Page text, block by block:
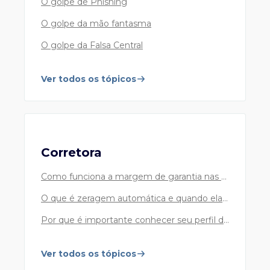
Cartões Safra CARD
Atendimento ao cliente Safra Card não correntista
24h por dia, 7 dias por semana.
Safra Private Banking
Atendimento Safra Private Banking
55 11 3253 4455 Capital e Grande São Paulo
De 2ª a 6ª feira, das 8h às 21h30, exceto feriados.
O golpe da mão fantasma
O golpe da Falsa Central
Ver todos os tópicos
Corretora
Como funciona a margem de garantia nas suas operações?
O que é zeragem automática e quando ela pode acontecer?
Por que é importante conhecer seu perfil de investidor?
Ver todos os tópicos